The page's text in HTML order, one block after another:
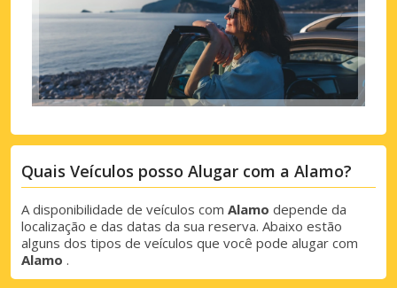
Quais Veículos posso Alugar com a Alamo?
A disponibilidade de veículos com Alamo depende da
localização e das datas da sua reserva. Abaixo estão
alguns dos tipos de veículos que você pode alugar com
Alamo .